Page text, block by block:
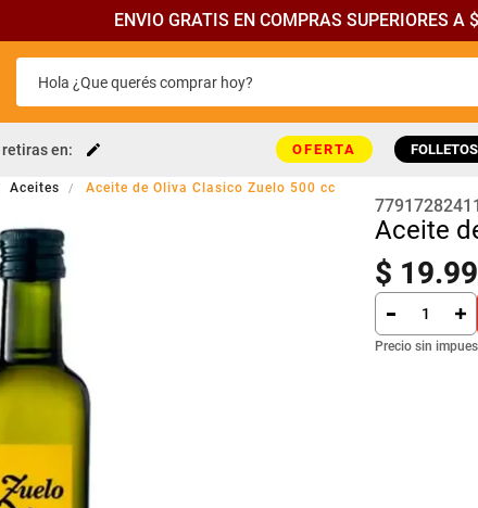
ENVIO GRATIS EN COMPRAS SUPERIORES A
Hola ¿Que querés comprar hoy?
retiras en: OFERTA FOLLETOS
Aceites Aceite de Oliva Clasico Zuelo 500 cc
Aceite
$ 19.
Precio sin
Términos más buscados
Leche
Yerba
Queso
Fideos
Cerveza
Galletitas
Manteca